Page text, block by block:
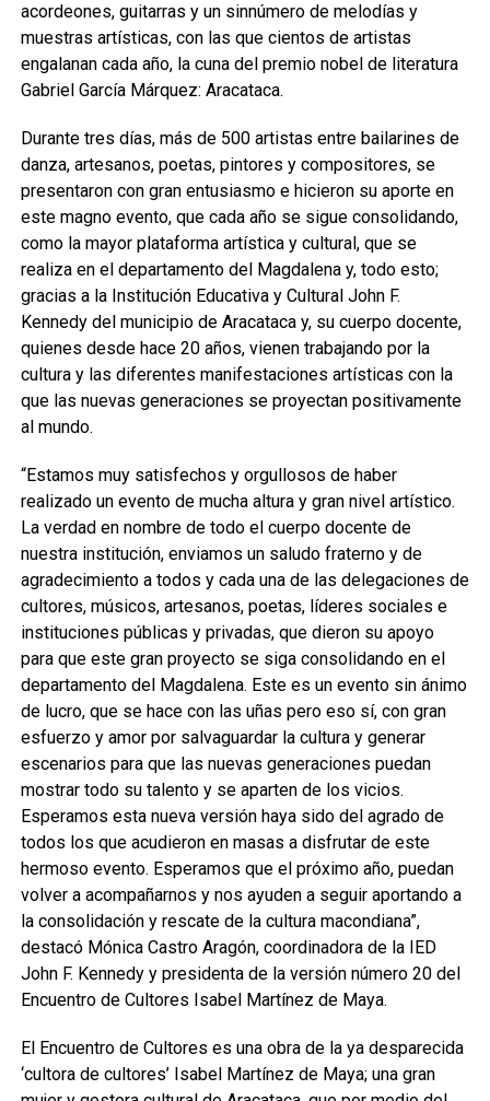
acordeones, guitarras y un sinnúmero de melodías y
muestras artísticas, con las que cientos de artistas
engalanan cada año, la cuna del premio nobel de literatura
Gabriel García Márquez: Aracataca.
Durante tres días, más de 500 artistas entre bailarines de
danza, artesanos, poetas, pintores y compositores, se
presentaron con gran entusiasmo e hicieron su aporte en
este magno evento, que cada año se sigue consolidando,
como la mayor plataforma artística y cultural, que se
realiza en el departamento del Magdalena y, todo esto;
gracias a la Institución Educativa y Cultural John F.
Kennedy del municipio de Aracataca y, su cuerpo docente,
quienes desde hace 20 años, vienen trabajando por la
cultura y las diferentes manifestaciones artísticas con la
que las nuevas generaciones se proyectan positivamente
al mundo.
“Estamos muy satisfechos y orgullosos de haber
realizado un evento de mucha altura y gran nivel artístico.
La verdad en nombre de todo el cuerpo docente de
nuestra institución, enviamos un saludo fraterno y de
agradecimiento a todos y cada una de las delegaciones de
cultores, músicos, artesanos, poetas, líderes sociales e
instituciones públicas y privadas, que dieron su apoyo
para que este gran proyecto se siga consolidando en el
departamento del Magdalena. Este es un evento sin ánimo
de lucro, que se hace con las uñas pero eso sí, con gran
esfuerzo y amor por salvaguardar la cultura y generar
escenarios para que las nuevas generaciones puedan
mostrar todo su talento y se aparten de los vicios.
Esperamos esta nueva versión haya sido del agrado de
todos los que acudieron en masas a disfrutar de este
hermoso evento. Esperamos que el próximo año, puedan
volver a acompañarnos y nos ayuden a seguir aportando a
la consolidación y rescate de la cultura macondiana”,
destacó Mónica Castro Aragón, coordinadora de la IED
John F. Kennedy y presidenta de la versión número 20 del
Encuentro de Cultores Isabel Martínez de Maya.
El Encuentro de Cultores es una obra de la ya desparecida
‘cultora de cultores’ Isabel Martínez de Maya; una gran